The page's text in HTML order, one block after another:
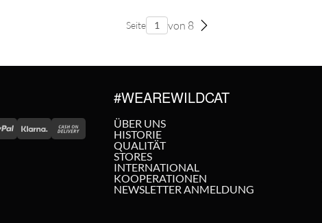
Seite von 8
#WEAREWILDCAT
ÜBER UNS
HISTORIE
QUALITÄT
STORES
INTERNATIONAL
KOOPERATIONEN
NEWSLETTER ANMELDUNG